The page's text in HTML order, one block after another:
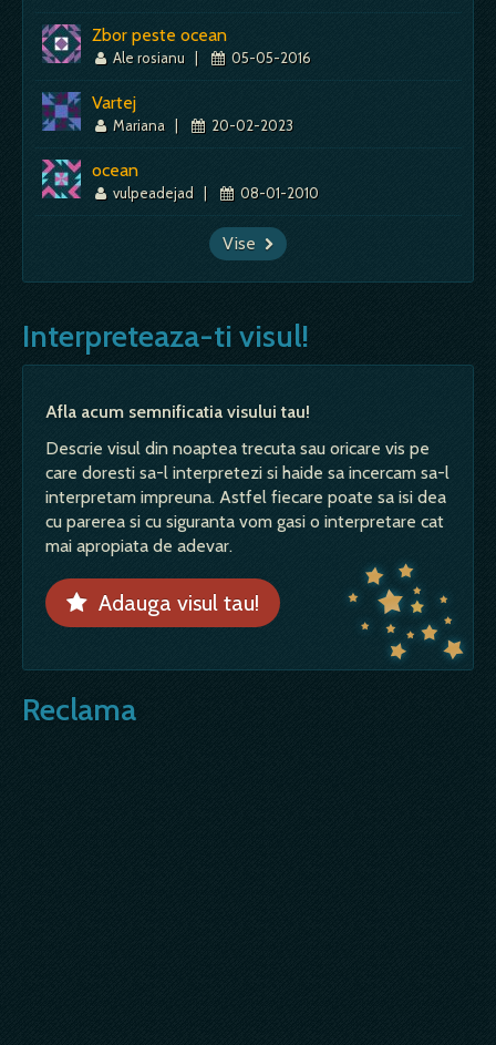
Zbor peste ocean
Ale rosianu | 05-05-2016
Vartej
Mariana | 20-02-2023
ocean
vulpeadejad | 08-01-2010
Vise
Interpreteaza-ti visul!
Afla acum semnificatia visului tau!
Descrie visul din noaptea trecuta sau oricare vis pe
care doresti sa-l interpretezi si haide sa incercam sa-l
interpretam impreuna. Astfel fiecare poate sa isi dea
cu parerea si cu siguranta vom gasi o interpretare cat
mai apropiata de adevar.
Adauga visul tau!
Reclama